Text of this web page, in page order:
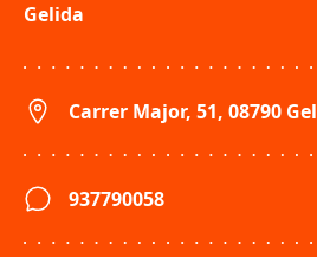
Gelida
Carrer Major, 51, 08790
937790058